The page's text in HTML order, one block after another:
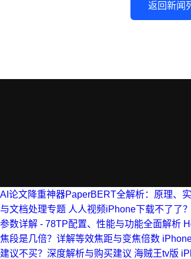
返回新闻
AI论文降重神器PaperBERT全解析：原理、
与文档处理专题 人人视频iPhone下载不了了
参数详解 - 78TP配置、性能与功能全面解析
焦段是几倍？详解等效焦距与变焦倍数
建议不买？深度解析与购买建议 海贼王tv版